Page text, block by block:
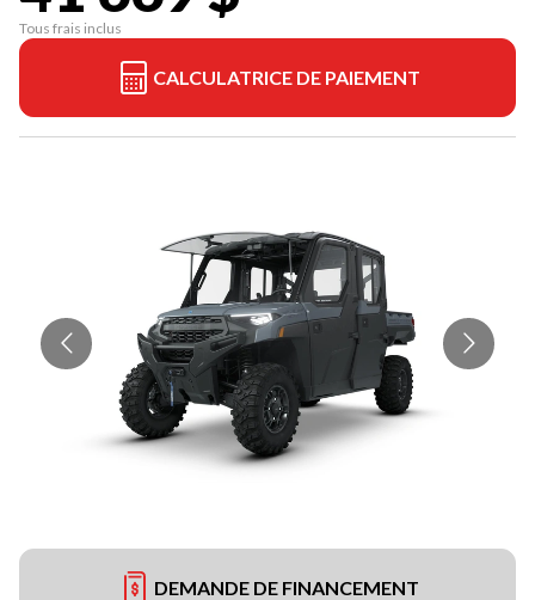
Tous frais inclus
CALCULATRICE DE PAIEMENT
DEMANDE DE FINANCEMENT